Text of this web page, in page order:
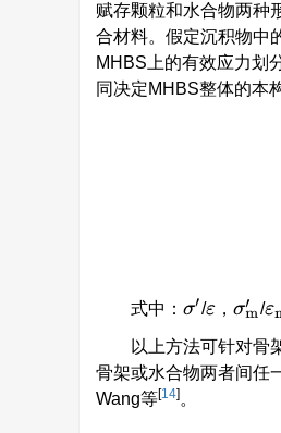
赋存颗粒和水合物两种
合材料。假定沉积物中
MHBS上的有效应力划
同决定MHBS整体的本
式中： σ′ /ε ，σm′/ε
以上方法可针对骨
骨架或水合物两者间任
Wang等[14] 。